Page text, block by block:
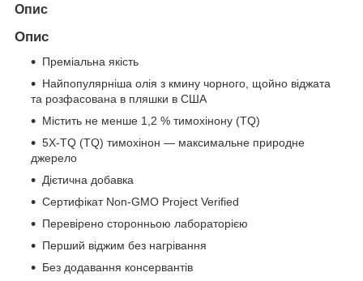
Опис
Опис
Преміальна якість
Найпопулярніша олія з кмину чорного, щойно віджата
та розфасована в пляшки в США
Містить не менше 1,2 % тимохінону (TQ)
5X-TQ (TQ) тимохінон — максимальне природне
джерело
Дієтична добавка
Сертифікат Non-GMO Project Verified
Перевірено сторонньою лабораторією
Перший віджим без нагрівання
Без додавання консервантів